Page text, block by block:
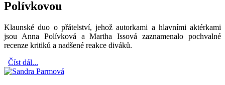
Polívkovou
Klaunské duo o přátelství, jehož autorkami a hlavními aktérkami
jsou Anna Polívková a Martha Issová zaznamenalo pochvalné
recenze kritiků a nadšené reakce diváků.
Číst dál...